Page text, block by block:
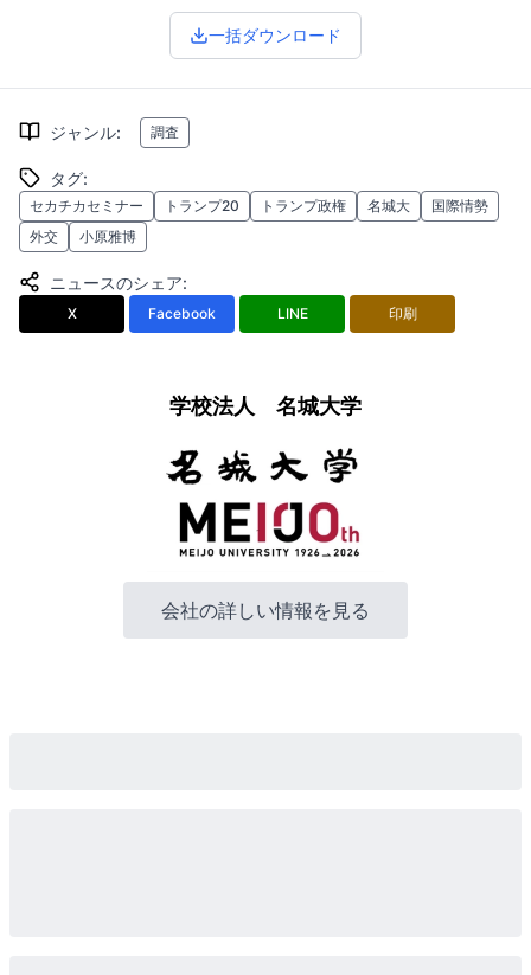
一括ダウンロード
ジャンル: 調査
タグ:
セカチカセミナー トランプ20 トランプ政権 名城大
国際情勢
外交
小原雅博
ニュースのシェア:
X Facebook LINE 印刷
学校法人 名城大学
会社の詳しい情報を見る